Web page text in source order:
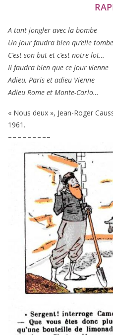
A tant jon­gler avec la bombe
Un jour fau­dra bien qu’elle tombe
C’est son but et c’est notre lot…
Il fau­dra bien que ce jour vienne
Adieu, Paris et adieu Vienne
Adieu Rome et Monte-Carlo…
« Nous deux », Jean-Roger
1961 .
– – – – – – – – –